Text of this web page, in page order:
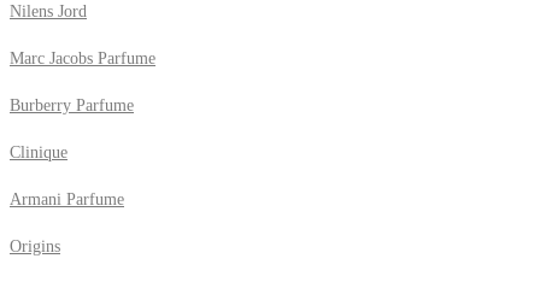
Nilens Jord
Marc Jacobs Parfume
Burberry Parfume
Clinique
Armani Parfume
Origins